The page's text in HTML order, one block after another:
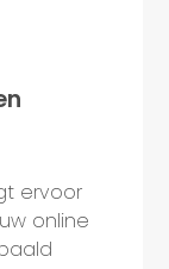
ervoor
online